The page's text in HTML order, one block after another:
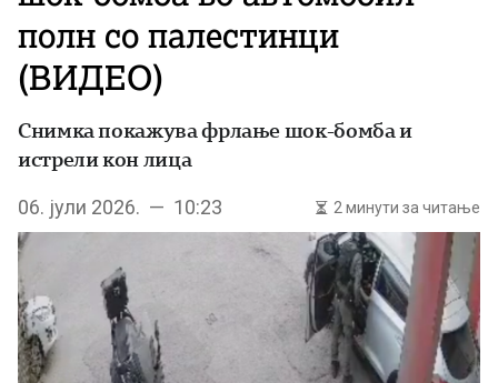
полн со палестинци
(ВИДЕО)
Снимка покажува фрлање шок-бомба и
истрели кон лица
06. јули 2026. — 10:23 2 минути за читање